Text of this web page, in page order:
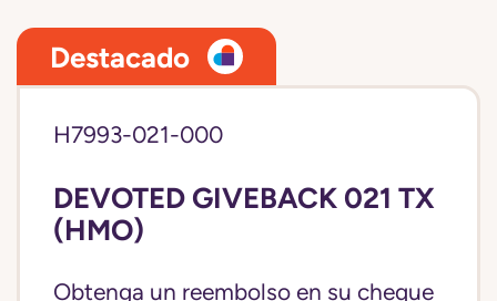
Destacado
H7993-021-000
DEVOTED GIVEBACK 021 TX
(HMO)
Obtenga un reembolso en su cheque